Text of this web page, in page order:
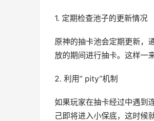
1. 定期检查池子的更新情况
原神的抽卡池会定期更新，
放的期间进行抽卡。这样一
2. 利用“ pity”机制
如果玩家在抽卡经过中遇到
己即将进入小保底，这时候